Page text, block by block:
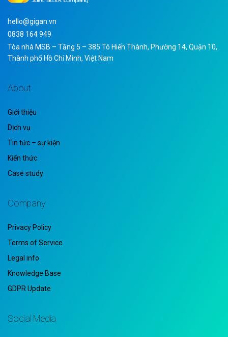
hello@gigan.vn
0838 164 949
Tòa nhà MSB – Tầng 5 – 385 Tô Hiến Thành, Phường 14, Quận 10,
Thành phố Hồ Chí Minh, Việt Nam
About
Giới thiệu
Dịch vụ
Tin tức – sự kiện
Kiến thức
Case study
Company
Privacy Policy
Terms of Service
Legal info
Knowledge Base
GDPR Update
Social Media